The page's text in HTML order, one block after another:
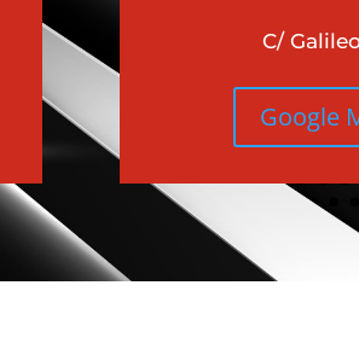
C/
Google